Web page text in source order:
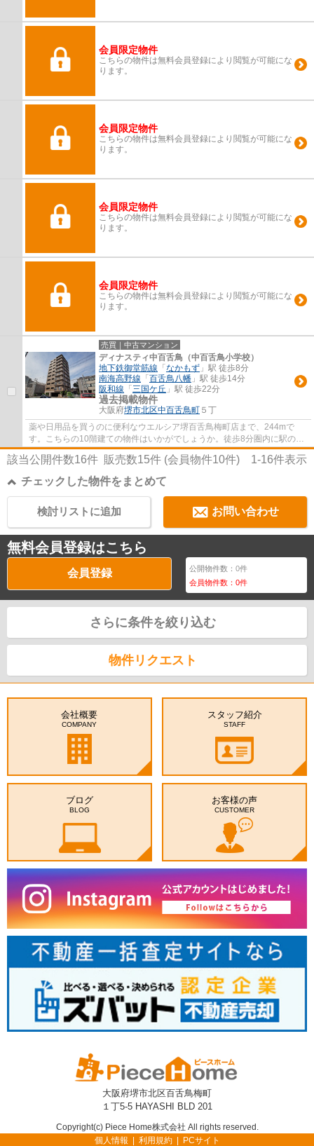
会員限定物件
こちらの物件は無料会員登録により閲覧が可能にな
ります。
会員限定物件
こちらの物件は無料会員登録により閲覧が可能にな
ります。
会員限定物件
こちらの物件は無料会員登録により閲覧が可能にな
ります。
会員限定物件
こちらの物件は無料会員登録により閲覧が可能にな
ります。
売買｜中古マンション
ディナスティ中百舌鳥（中百舌鳥小学校）
地下鉄御堂筋線 「 なかもず 」駅 徒歩8分
南海高野線 「 百舌鳥八幡 」駅 徒歩14分
阪和線 「 三国ケ丘 」駅 徒歩22分
過去掲載物件
大阪府堺市北区中百舌鳥町 ５丁
薬や日用品を買うのに便利なウエルシア堺百舌鳥梅町店まで、244mで
す。こちらの10階建ての物件はいかがでしょうか。徒歩8分圏内に駅のあ
る物件です。中古でありながら、室内もきれいな...
該当公開件数16件 販売数15件 (会員物件10件) 1-16件表示
チェックした物件をまとめて
お問い合わせ
検討リストに追加
無料会員登録はこちら
会員登録 公開物件数：0件
会員物件数：0件
さらに条件を絞り込む
物件リクエスト
会社概要
COMPANY
スタッフ紹介
STAFF
ブログ
BLOG
お客様の声
CUSTOMER
大阪府堺市北区百舌鳥梅町
１丁5-5 HAYASHI BLD 201
Copyright(c) Piece Home株式会社 All rights reserved.
個人情報
利用規約 PCサイト